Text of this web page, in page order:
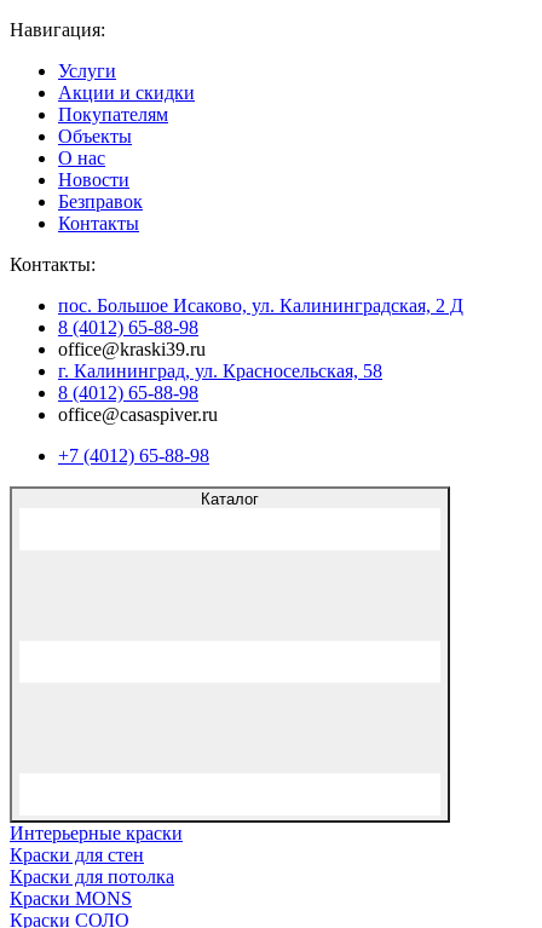
Навигация:
Услуги
Акции и скидки
Покупателям
Объекты
О нас
Новости
Безправок
Контакты
Контакты:
пос. Большое Исаково, ул. Калининградская, 2 Д
8 (4012) 65-88-98
office@kraski39.ru
г. Калининград, ул. Красносельская, 58
8 (4012) 65-88-98
office@casaspiver.ru
+7 (4012) 65-88-98
Каталог
Интерьерные краски
Краски для стен
Краски для потолка
Краски MONS
Краски СОЛО